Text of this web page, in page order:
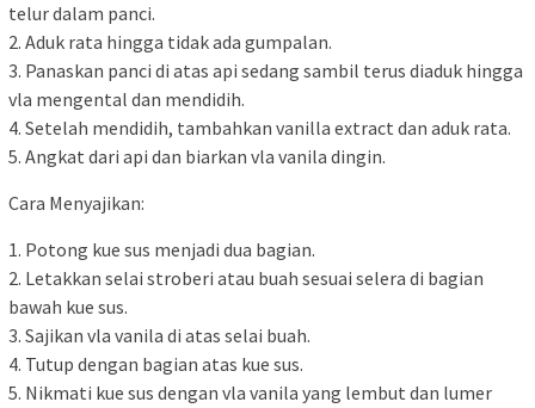
telur dalam panci.
2. Aduk rata hingga tidak ada gumpalan.
3. Panaskan panci di atas api sedang sambil terus diaduk hingga
vla mengental dan mendidih.
4. Setelah mendidih, tambahkan vanilla extract dan aduk rata.
5. Angkat dari api dan biarkan vla vanila dingin.
Cara Menyajikan:
1. Potong kue sus menjadi dua bagian.
2. Letakkan selai stroberi atau buah sesuai selera di bagian
bawah kue sus.
3. Sajikan vla vanila di atas selai buah.
4. Tutup dengan bagian atas kue sus.
5. Nikmati kue sus dengan vla vanila yang lembut dan lumer